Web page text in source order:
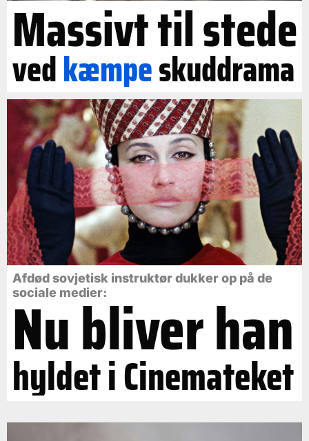
Massivt til stede
vedkæmpeskuddrama
Afdød sovjetisk instruktør dukker op på de
sociale medier:
Nu bliver han
hyldet i Cinemateket